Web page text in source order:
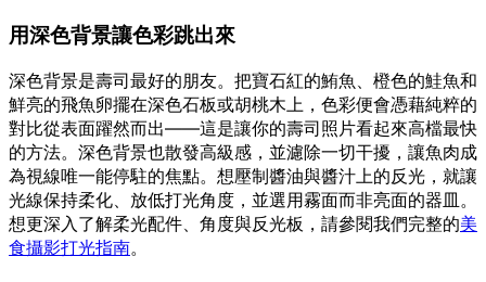
用深色背景讓色彩跳出來
深色背景是壽司最好的朋友。把寶石紅的鮪魚、橙色的鮭魚和
鮮亮的飛魚卵擺在深色石板或胡桃木上，色彩便會憑藉純粹的
對比從表面躍然而出——這是讓你的壽司照片看起來高檔最快
的方法。深色背景也散發高級感，並濾除一切干擾，讓魚肉成
為視線唯一能停駐的焦點。想壓制醬油與醬汁上的反光，就讓
光線保持柔化、放低打光角度，並選用霧面而非亮面的器皿。
想更深入了解柔光配件、角度與反光板，請參閱我們完整的美
食攝影打光指南。